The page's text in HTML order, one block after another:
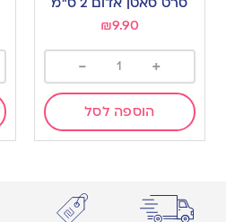
wishlist
₪9.90
+
-
הוספה לסל